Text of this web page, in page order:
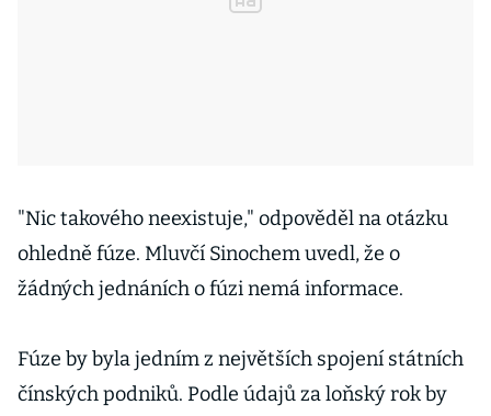
"Nic takového neexistuje," odpověděl na otázku
ohledně fúze. Mluvčí Sinochem uvedl, že o
žádných jednáních o fúzi nemá informace.
Fúze by byla jedním z největších spojení státních
čínských podniků. Podle údajů za loňský rok by